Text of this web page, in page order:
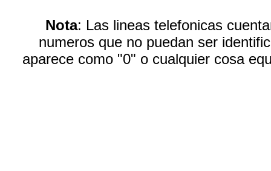
Nota: Las lineas telefonicas
numeros que no puedan ser
aparece como "0" o cualquier cosa